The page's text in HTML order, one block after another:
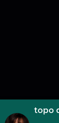
topo